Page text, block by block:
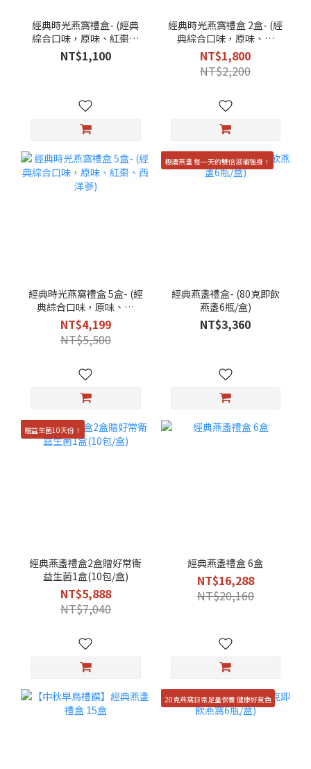
經典時光燕窩禮盒- (經典
綜合口味，原味、紅棗、
西洋蔘)
NT$1,100
經典時光燕窩禮盒 2盒- (經
典綜合口味，原味、紅
棗、西洋蔘)
NT$1,800
NT$2,200
經典時光燕窩禮盒 5盒- (經
典綜合口味，原味、紅
棗、西洋蔘)
NT$4,199
NT$5,500
極濃燕盞 每一天的雙倍滋補強身！
經典燕盞禮盒- (80克即飲
燕盞6瓶/盒)
NT$3,360
贈益生菌10天份！
經典燕盞禮盒2盒贈好常衛
益生菌1盒(10包/盒)
NT$5,888
NT$7,040
經典燕盞禮盒 6盒
NT$16,288
NT$20,160
20克燕窩日常足量保養 健康好氣色